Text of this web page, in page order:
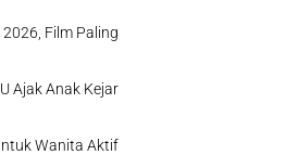
Film Paling
Ajak Anak Kejar
Wanita Aktif